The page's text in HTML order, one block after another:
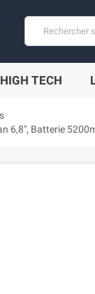
HIGH TECH
6,8", Batterie